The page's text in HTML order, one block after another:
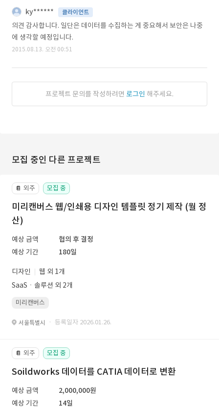
ky****** 클라이언트
의견 감사합니다. 일단은 데이터를 수집하는 게 중요해서 보안은 나중
에 생각할 예정입니다.
2015.08.13. 오전 00:51
프로젝트 문의를 작성하려면 로그인 해주세요.
모집 중인 다른 프로젝트
📔 외주 모집 중
미리캔버스 웹/인쇄용 디자인 템플릿 정기 제작 (월 정
산)
예상 금액
협의 후 결정
예상 기간
180일
디자인
웹 외 1개
SaaSㆍ솔루션 외 2개
미리캔버스
서울특별시 · 등록일자 2026.01.26.
📔 외주 모집 중
Soildworks 데이터를 CATIA 데이터로 변환
예상 금액
2,000,000원
예상 기간
14일